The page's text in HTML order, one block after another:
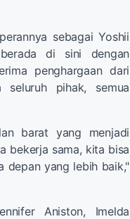
sebagai Yoshii
di sini dengan
penghargaan dari
seluruh pihak, semua
barat yang menjadi
bekerja sama, kita bisa
depan yang lebih baik,"
Aniston, Imelda